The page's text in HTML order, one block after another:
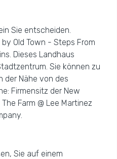
Sie entscheiden.
Old Town - Steps From
Dieses Landhaus
Sie können zu
der Nähe von des
Firmensitz der New
Farm @ Lee Martinez
Sie auf einem